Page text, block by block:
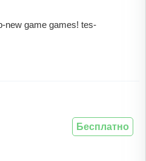
new game games! tes-
Бесплатно